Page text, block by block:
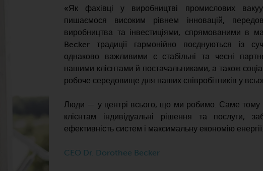
«Як фахівці у виробництві промислових
пишаємося високим рівнем інновацій,
виробництва та інвестиціями, спрямованими в
Becker традиції гармонійно поєднуються із
однаково важливими є стабільні та чесні
нашими клієнтами й постачальниками, а також
робоче середовище для наших співробітників у
Люди — у центрі всього, що ми робимо. Саме
клієнтам індивідуальні рішення та послуги,
ефективність систем і максимальну економію енергії.
CEO Dr. Dorothee Becker